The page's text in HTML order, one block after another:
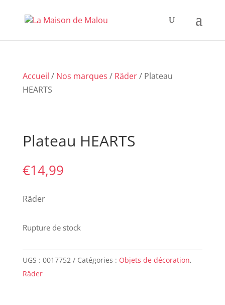
Accueil / Nos marques / Räder/ Plateau
HEARTS
Plateau HEARTS
€14,99
Räder
Rupture de stock
UGS : 0017752 Catégories : Objets de décoration,
Räder